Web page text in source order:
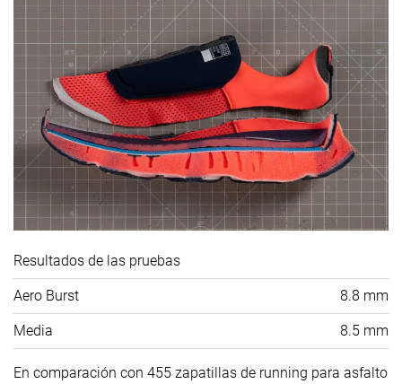
Resultados de las pruebas
Aero Burst 8.8 mm
Media 8.5 mm
En comparación con 455 zapatillas de running para asfalto